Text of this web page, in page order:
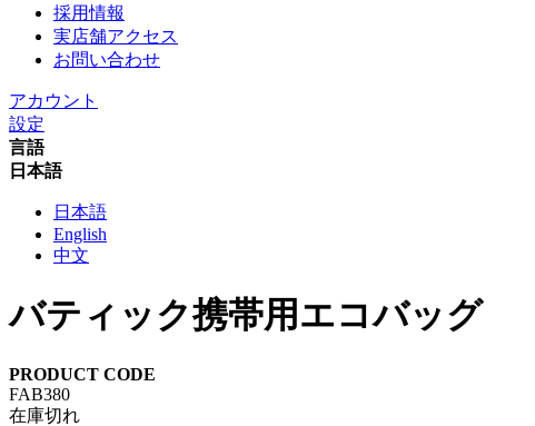
採用情報
実店舗アクセス
お問い合わせ
アカウント
設定
言語
日本語
日本語
English
中文
バティック携帯用エコバッグ
PRODUCT CODE
FAB380
在庫切れ